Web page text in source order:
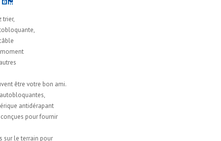
trier,
être votre bon ami.
antidérapant
pour fournir
sur le terrain pour